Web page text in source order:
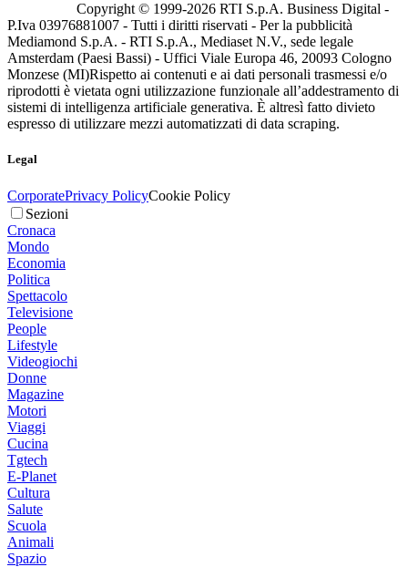
Copyright © 1999-2026 RTI S.p.A. Business Digital -
P.Iva 03976881007 - Tutti i diritti riservati - Per la pubblicità
Mediamond S.p.A. - RTI S.p.A., Mediaset N.V., sede legale
Amsterdam (Paesi Bassi) - Uffici Viale Europa 46, 20093 Cologno
Monzese (MI)Rispetto ai contenuti e ai dati personali trasmessi e/o
riprodotti è vietata ogni utilizzazione funzionale all’addestramento di
sistemi di intelligenza artificiale generativa. È altresì fatto divieto
espresso di utilizzare mezzi automatizzati di data scraping.
Legal
CorporatePrivacy PolicyCookie Policy
Sezioni
Cronaca
Mondo
Economia
Politica
Spettacolo
Televisione
People
Lifestyle
Videogiochi
Donne
Magazine
Motori
Viaggi
Cucina
Tgtech
E-Planet
Cultura
Salute
Scuola
Animali
Spazio